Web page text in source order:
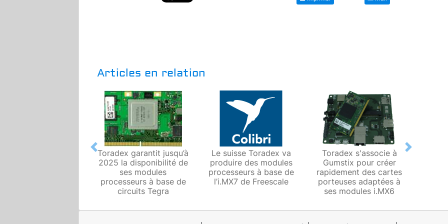
Articles en relation
Toradex garantit jusqu’à
2025 la disponibilité de
ses modules
processeurs à base de
circuits Tegra
Le suisse Toradex va
produire des modules
processeurs à base de
l’i.MX7 de Freescale
Toradex s'associe à
Gumstix pour créer
rapidement des cartes
porteuses adaptées à
ses modules i.MX6
Previous Next